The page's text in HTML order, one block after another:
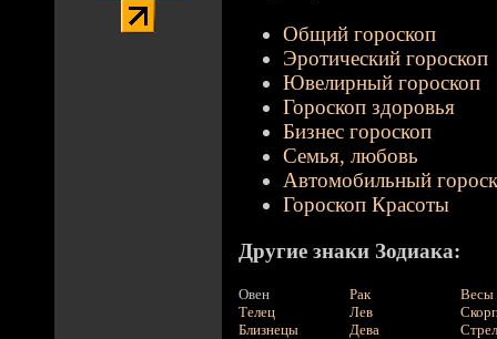
Общий гороскоп
Эротический гороскоп
Ювелирный гороскоп
Гороскоп здоровья
Бизнес гороскоп
Семья, любовь
Автомобильный
Гороскоп Красоты
Другие знаки Зодиака:
Овен
Телец
Близнецы
Рак
Лев
Дева
Весы